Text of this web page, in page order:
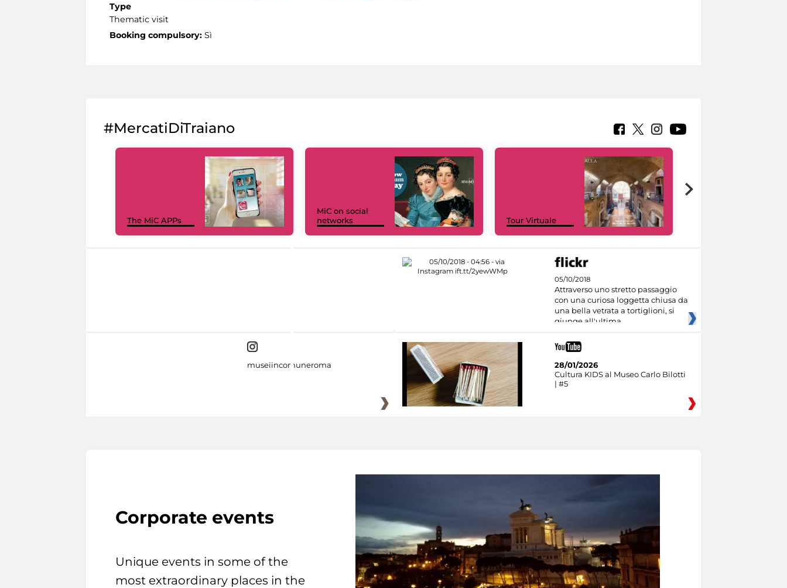
Type
Thematic visit
Booking compulsory: Sì
#MercatiDiTraiano
The MiC APPs
MiC on social
networks
Tour Virtuale
05/10/2018
Attraverso uno stretto passaggio
con una curiosa loggetta chiusa da
una bella vetrata a tortiglioni, si
giunge all'ultima
museiincomuneroma
28/01/2026
Cultura KIDS al Museo Carlo Bilotti
| #5
Corporate events
Unique events in some of the
most extraordinary places in the